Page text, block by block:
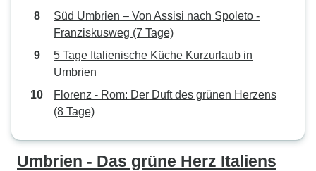
Süd Umbrien – Von Assisi nach Spoleto -
Franziskusweg (7 Tage)
5 Tage Italienische Küche Kurzurlaub in
Umbrien
Florenz - Rom: Der Duft des grünen Herzens
(8 Tage)
Umbrien - Das grüne Herz Italiens